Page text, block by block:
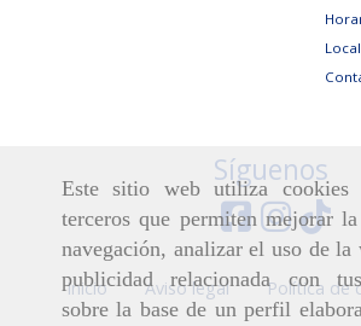
Este sitio web utiliza cookies
terceros que permiten mejorar
navegación, analizar el uso de la
publicidad relacionada con
sobre la base de un perfil
Síguenos
Inicio Aviso legal Política de